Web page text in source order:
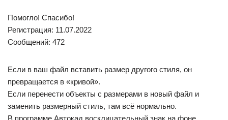
Помогло! Спасибо!
Регистрация: 11.07.2022
Сообщений: 472
Если в ваш файл вставить размер другого стиля, он
превращается в «кривой».
Если перенести объекты с размерами в новый файл и
заменить размерный стиль, там всё нормально.
В программе Автокад восклицательный знак на фоне